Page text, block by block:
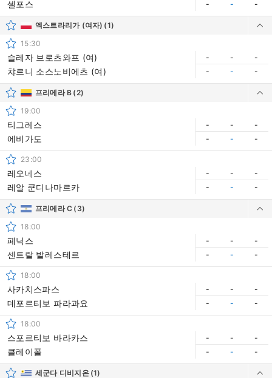
셀포스 - - -
엑스트라리가 (여자) (1)
15:30
슬레자 브로츠와프 (여)
챠르니 소스노비에츠 (여)
- -
-
-
- -
프리메라 B (2)
19:00
티그레스
에비가도
- -
-
-
- -
23:00
레오네스
레알 쿤디나마르카
- -
-
-
- -
프리메라 C (3)
18:00
페닉스
센트랄 발레스테르
- -
-
-
- -
18:00
사카치스파스
데포르티보 파라과요
- -
-
-
- -
18:00
스포르티보 바라카스
클레이폴
- -
-
-
- -
세군다 디비지온 (1)